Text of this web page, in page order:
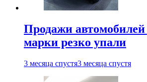
Продажи автомобилей
марки резко упали
3 месяца спустя3 месяца спустя